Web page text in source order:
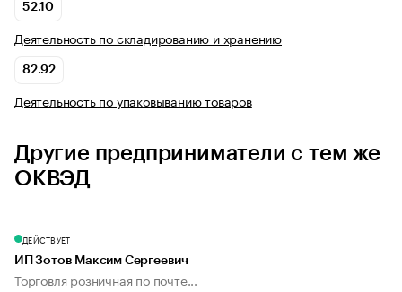
52.10
Деятельность по складированию и хранению
82.92
Деятельность по упаковыванию товаров
Другие предприниматели с тем же
ОКВЭД
ДЕЙСТВУЕТ
ИП Зотов Максим Сергеевич
Торговля розничная по почте...